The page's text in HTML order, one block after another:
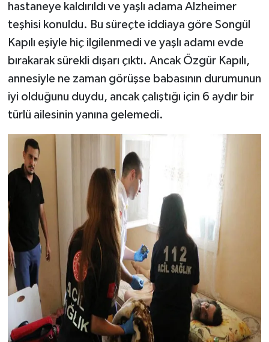
hastaneye kaldırıldı ve yaşlı adama Alzheimer
teşhisi konuldu. Bu süreçte iddiaya göre Songül
Kapılı eşiyle hiç ilgilenmedi ve yaşlı adamı evde
bırakarak sürekli dışarı çıktı. Ancak Özgür Kapılı,
annesiyle ne zaman görüşse babasının durumunun
iyi olduğunu duydu, ancak çalıştığı için 6 aydır bir
türlü ailesinin yanına gelemedi.
SİVİL TOPLUM
SEÇİM 2014
KİM KİMDİR
ÇEK GÖNDER
KİTAP
HEDEF2020
OTOMOBİL
MİZAH
TARİH
Genel
Politika